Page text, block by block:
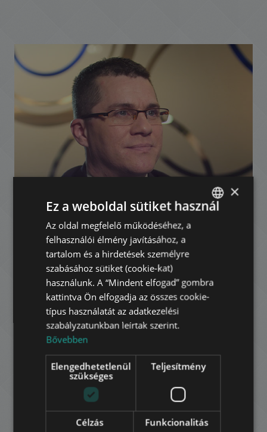
Gyöngyösi Zoltán
FRENCH
ARABIC
×
Ez a weboldal sütiket használ
Az oldal megfelelő működéséhez, a
felhasználói élmény javításához, a
tartalom és a hirdetések személyre
szabásához sütiket (cookie-kat)
használunk. A “Mindent elfogad” gombra
kattintva Ön elfogadja az összes cookie-
típus használatát az adatkezelési
szabályzatunkban leírtak szerint.
Bővebben
Elengedhetetlenül
szükséges
Teljesítmény
Célzás Funkcionalitás